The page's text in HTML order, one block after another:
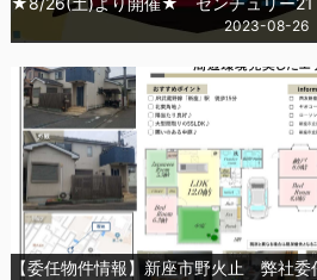
2023-08-26